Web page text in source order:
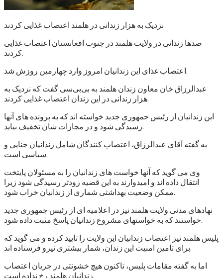
نزدیک به هزار زندانی در هلمند اعتصاب غذایی کردند
صدها زندانی در ولایت هلمند در جنوب افغانستان اعتصاب غذایی
کردند.
اعتصاب غذای این زندانیان امروز وارد چهارمین روزش شد.
عبدالرزاق خان معاون زندان هلمند به بی‌بی‌سی گفت که نزدیک به
هزار زندانی در این زندان اعتصاب غذایی کردند.
این زندانیان از رئیس جمهوری جدید خواسته اند که به پرونده های آنها
رسیدگی شود و در مجازات شان تخفیف بیاید.
به گفته آقای عبدالرزاق، اعتصاب کنندگان شامل زندانیان جنایی و
سیاسی است.
وی می گوید که آنها خواست های زندانیان را به مسئولان پایتخت
انتقال داده اند و امیدوارند به این قضیه زودتر رسیدگی شود زیرا
ممکن وضعیت بهداشتی شماری از زندانیان خراب شود.
نهادهای مدنی ولایت هلمند نیز در اعلامیه ای از رئیس جمهوری جدید
خواستند که به خواستهای مشروع زندانیان پاسخ مثبت داده شود.
پلیس هلمند نیز اعتصاب زندانیان این ولایت را تایید کرده و می گوید که
برای تامین امنیت این زندان، شمار بیشتری نیرو فرستاده اند.
اما به گفته مقامات پلیس، تاکنون هیچ خشونتی در جریان اعتصاب
زندانیان هلمند رخ نداده است.